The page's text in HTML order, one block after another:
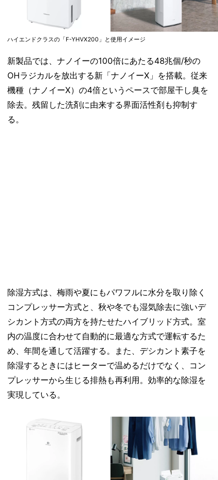
ハイエンドクラスの「F-YHVX200」と使用イメージ
新製品では、ナノイーの100倍にあたる48兆個/秒の
OHラジカルを放出する新「ナノイーX」を搭載。従来
機種（ナノイーX）の4倍というペースで部屋干し臭を
除去。残留した洗剤に由来する界面活性剤も抑制す
る。
除湿方式は、梅雨や夏にもパワフルに水分を取り除く
コンプレッサー方式と、秋や冬でも湿気除去に強いデ
シカント方式の両方を持たせたハイブリッド方式。室
内の温度に合わせて自動的に最適な方式で運転するた
め、年間を通して活躍する。また、デシカント素子を
除湿するときにはヒーターで温めるだけでなく、コン
プレッサーから生じる排熱も再利用。効率的な除湿を
実現している。